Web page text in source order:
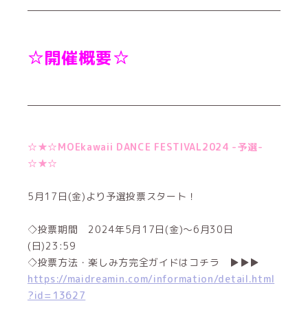
☆開催概要☆
☆★☆MOEkawaii DANCE FESTIVAL2024 -予選-
☆★☆
5月17日(金)より予選投票スタート！
◇投票期間 2024年5月17日(金)～6月30日
(日)23:59
◇投票方法・楽しみ方完全ガイドはコチラ ▶▶▶
https://maidreamin.com/information/detail.html
?id=13627